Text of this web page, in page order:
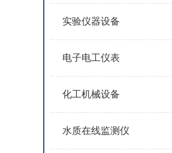
实验仪器设备
电子电工仪表
化工机械设备
水质在线监测仪